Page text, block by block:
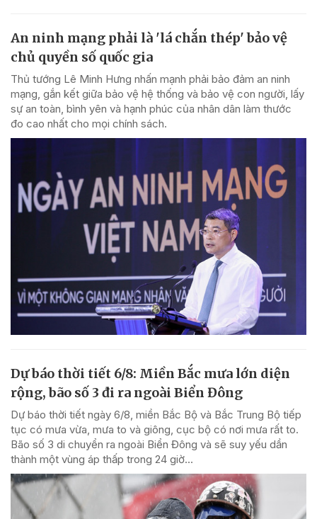
An ninh mạng phải là 'lá chắn thép' bảo vệ
chủ quyền số quốc gia
Thủ tướng Lê Minh Hưng nhấn mạnh phải bảo đảm an ninh
mạng, gắn kết giữa bảo vệ hệ thống và bảo vệ con người, lấy
sự an toàn, bình yên và hạnh phúc của nhân dân làm thước
đo cao nhất cho mọi chính sách.
Dự báo thời tiết 6/8: Miền Bắc mưa lớn diện
rộng, bão số 3 đi ra ngoài Biển Đông
Dự báo thời tiết ngày 6/8, miền Bắc Bộ và Bắc Trung Bộ tiếp
tục có mưa vừa, mưa to và giông, cục bộ có nơi mưa rất to.
Bão số 3 di chuyển ra ngoài Biển Đông và sẽ suy yếu dần
thành một vùng áp thấp trong 24 giờ...